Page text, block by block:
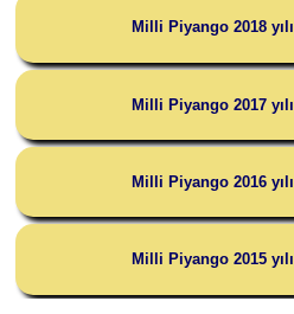
Milli Piyango 2018
Milli Piyango 2017
Milli Piyango 2016
Milli Piyango 2015